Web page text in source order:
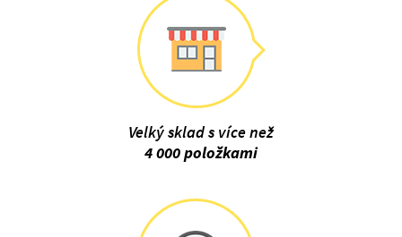
Velký sklad s více než
4 000 položkami